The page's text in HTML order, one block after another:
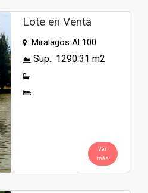
Lote en Venta
Miralagos Al 100
Sup. 1290.31 m2
Ver
más